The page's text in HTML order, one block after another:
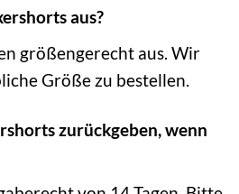
aus?
größengerecht aus. Wir
Größe zu bestellen.
zurückgeben, wenn